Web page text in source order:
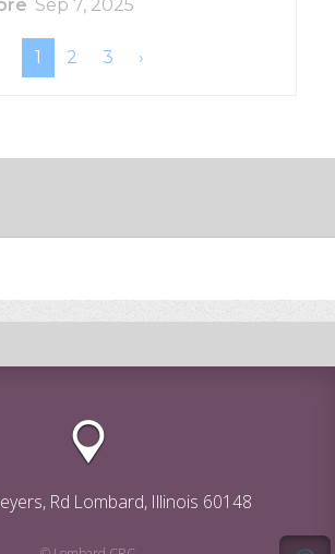
Rd Lombard, Illinois 60148